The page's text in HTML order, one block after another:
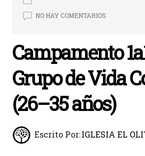
NO HAY COMENTARIOS
Campamento
Grupo de Vida
(26–35 años)
Escrito Por:IGLESIA EL